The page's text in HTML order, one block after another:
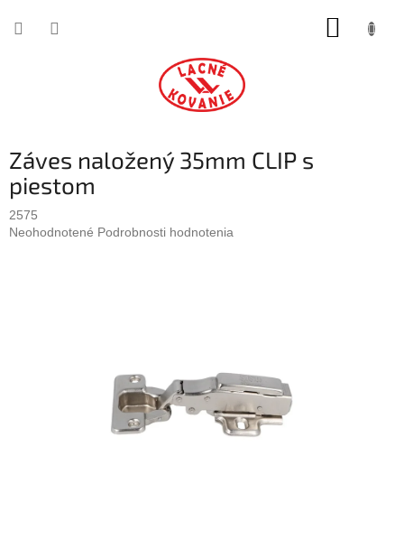
Záves naložený 35mm CLIP s
piestom
2575
Priemerné
Neohodnotené Podrobnosti hodnotenia